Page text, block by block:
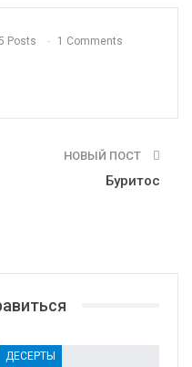
Posts 1 Comments
НОВЫЙ ПОСТ
Буритос
ДЕСЕРТЫ